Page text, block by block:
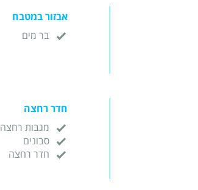
אבזור במטבח
בר מים
חדר רחצה
מגבות רחצה
סבונים
חדר רחצה